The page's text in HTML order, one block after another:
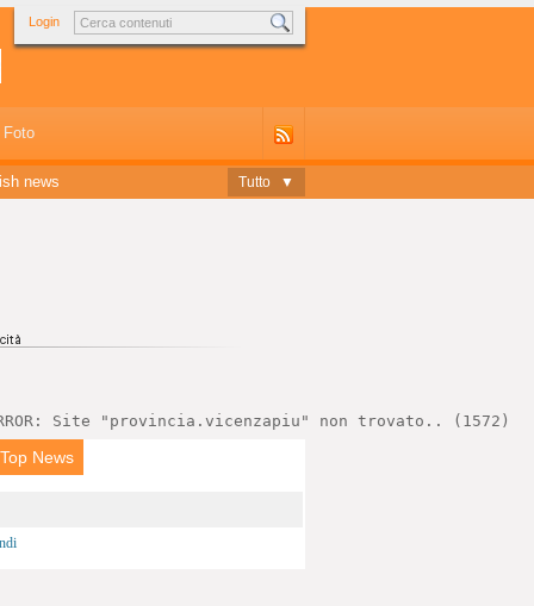
Login
Foto
news Tutto ▼
Site "provincia.vicenzapiu" non trovato.. (1572)
News